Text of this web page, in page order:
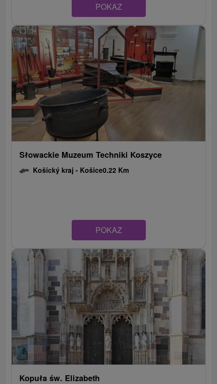
POKAZ
Słowackie Muzeum Techniki Koszyce
Košický kraj - Košice0.22 Km
POKAZ
Kopuła św. Elizabeth